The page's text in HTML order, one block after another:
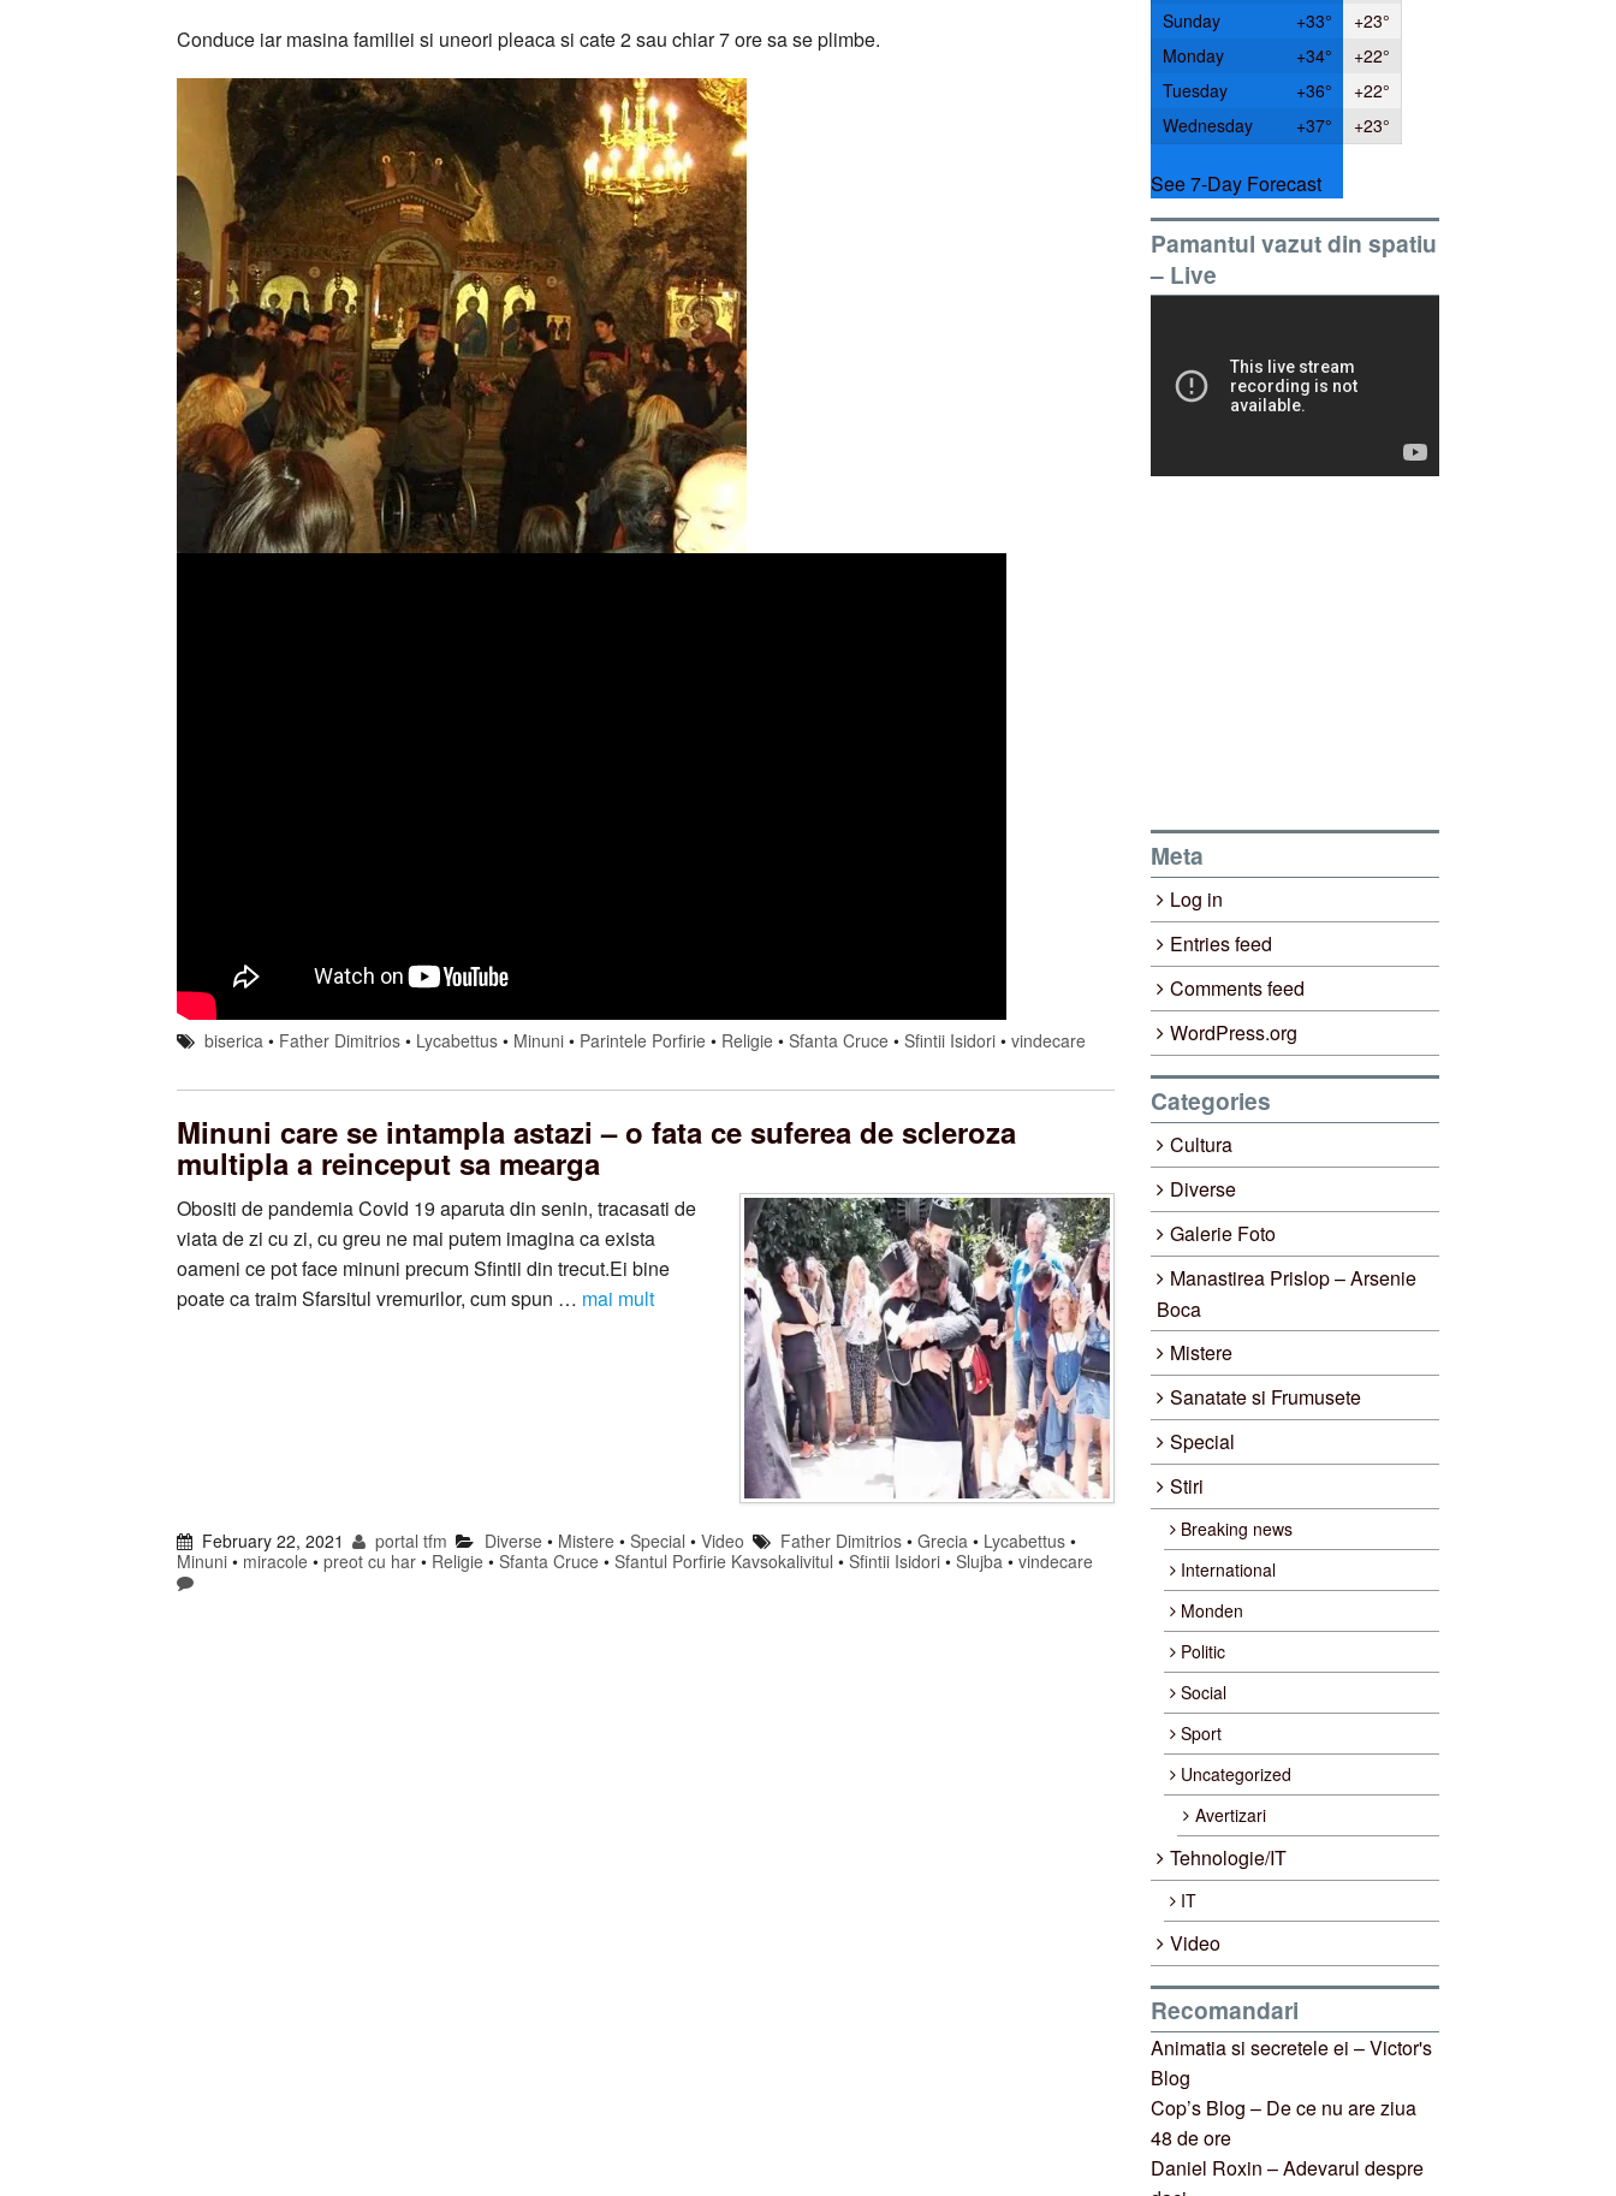
Conduce iar masina familiei si uneori pleaca si cate 2 sau chiar 7 ore sa se plimbe.
biserica • Father Dimitrios • Lycabettus • Minuni • Parintele Porfirie • Religie •Sfanta Cruce •Sfintii Isidori •vindecare
Minuni care se intampla astazi – o fata ce suferea de scleroza
multipla a reinceput sa mearga
Obositi de pandemia Covid 19 aparuta din senin, tracasati de
viata de zi cu zi, cu greu ne mai putem imagina ca exista
oameni ce pot face minuni precum Sfintii din trecut.Ei bine
poate ca traim Sfarsitul vremurilor, cum spun … mai mult
February 22, 2021 portal tfm Diverse• Mistere• Special • Video Father Dimitrios• Grecia • Lycabettus•
Minuni • miracole • preot cu har • Religie • Sfanta Cruce • Sfantul Porfirie Kavsokalivitul • Sfintii Isidori • Slujba • vindecare
Sunday
+33° +23°
Monday
+34° +22°
Tuesday
+36° +22°
Wednesday
+37° +23°
See 7-Day Forecast
Pamantul vazut din spatiu
– Live
Meta
Log in
Entries feed
Comments feed
WordPress.org
Categories
Cultura
Diverse
Galerie Foto
Manastirea Prislop – Arsenie
Boca
Mistere
Sanatate si Frumusete
Special
Stiri
Breaking news
International
Monden
Politic
Social
Sport
Uncategorized
Avertizari
Tehnologie/IT
IT
Video
Recomandari
Animatia si secretele ei – Victor's
Blog
Cop’s Blog – De ce nu are ziua
48 de ore
Daniel Roxin – Adevarul despre